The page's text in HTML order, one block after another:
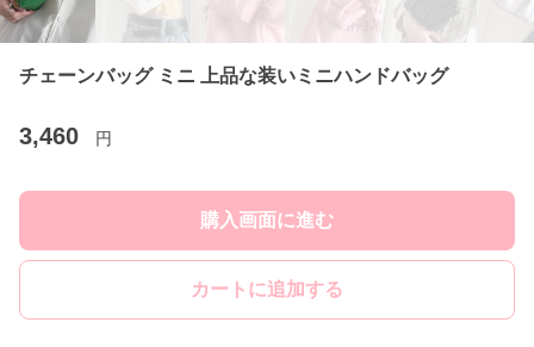
チェーンバッグ ミニ 上品な装いミニハンドバッグ
3,460 円
購入画面に進む
カートに追加する